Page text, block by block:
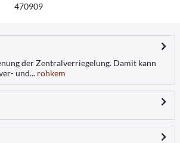
470909
der Zentralverriegelung. Damit kann
und... rohkem